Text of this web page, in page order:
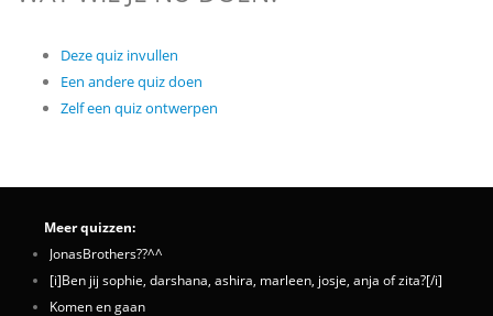
Deze quiz invullen
Een andere quiz doen
Zelf een quiz ontwerpen
Meer quizzen:
JonasBrothers??^^
[i]Ben jij sophie, darshana, ashira, marleen, josje, anja of zita?[/i]
Komen en gaan